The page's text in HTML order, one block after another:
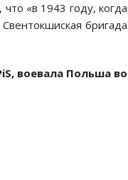
«в 1943 году, когда
бригада
воевала Польша во